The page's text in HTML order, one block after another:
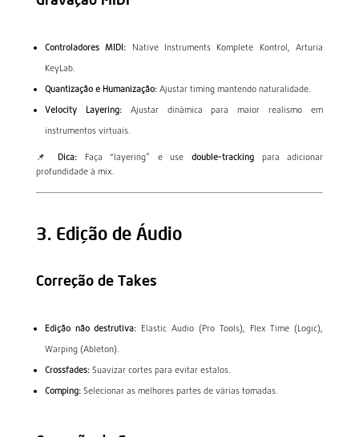
Controladores MIDI: Native Instruments Komplete Kontrol, Arturia
KeyLab.
Quantização e Humanização:Ajustar timing mantendo naturalidade.
Velocity Layering:Ajustar dinâmica para maior realismo em
instrumentos virtuais.
📌 Dica: Faça “layering” e use double-tracking para adicionar
profundidade à mix.
3. Edição de Áudio
Correção de Takes
Edição não destrutiva: Elastic Audio (Pro Tools), Flex Time (Logic),
Warping (Ableton).
Crossfades:Suavizar cortes para evitar estalos.
Comping:Selecionar as melhores partes de várias tomadas.